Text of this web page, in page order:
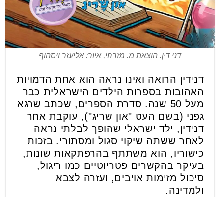
דני דין. הוצאת מ. מזרחי, איור: אליעזר ויסהוף
דנידין הרואה ואינו נראה הוא אחת הדמויות
האהובות בספרות הילדים הישראלית כבר
מעל 50 שנה. סדרת הספרים, שכתב שרגא
גפני (בשם העט "און שריג"), עוקבת אחר
דנידין, ילד ישראלי שהופך לבלתי נראה
לאחר ששתה שיקוי סגול ומסתורי. בזכות
כישוריו, הוא משתתף בהרפתקאות שונות,
בעיקר בהקשרים פטריוטיים כמו ריגול,
סיכול מזימות אויבים, ועזרה לצבא
ולמדינה.